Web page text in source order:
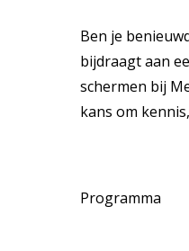
Ben je
bijdraagt aan
schermen bij
kans om
Programma